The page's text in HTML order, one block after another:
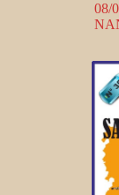
08/